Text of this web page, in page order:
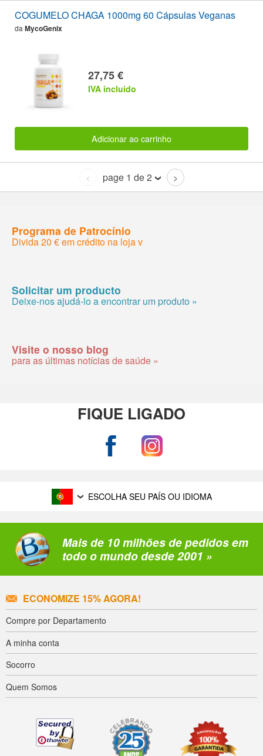
COGUMELO CHAGA 1000mg 60 Cápsulas Veganas
da MycoGenix
27,75 €
IVA incluido
Adicionar ao carrinho
< page 1 de 2 >
Programa de Patrocínio
Divida 20 € em crédito na loja v
Solicitar um producto
Deixe-nos ajudá-lo a encontrar um produto »
Visite o nosso blog
para as últimas notícias de saúde »
FIQUE LIGADO
ESCOLHA SEU PAÍS OU IDIOMA
Mais de 10 milhões de pedidos em
todo o mundo desde 2001 »
ECONOMIZE 15% AGORA!
Compre por Departamento
A minha conta
Socorro
Quem Somos